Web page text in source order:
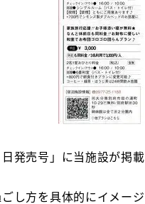
発売号」に当施設が掲
し方を具体的にイメー